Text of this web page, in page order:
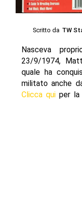
Scritto da TW
Nasceva
23/9/1974,
quale ha
militato anche
Clicca quiper la